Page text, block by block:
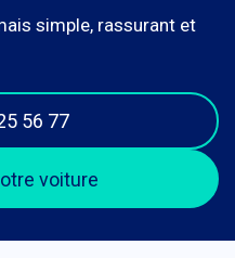
simple, rassurant et
56 77
voiture